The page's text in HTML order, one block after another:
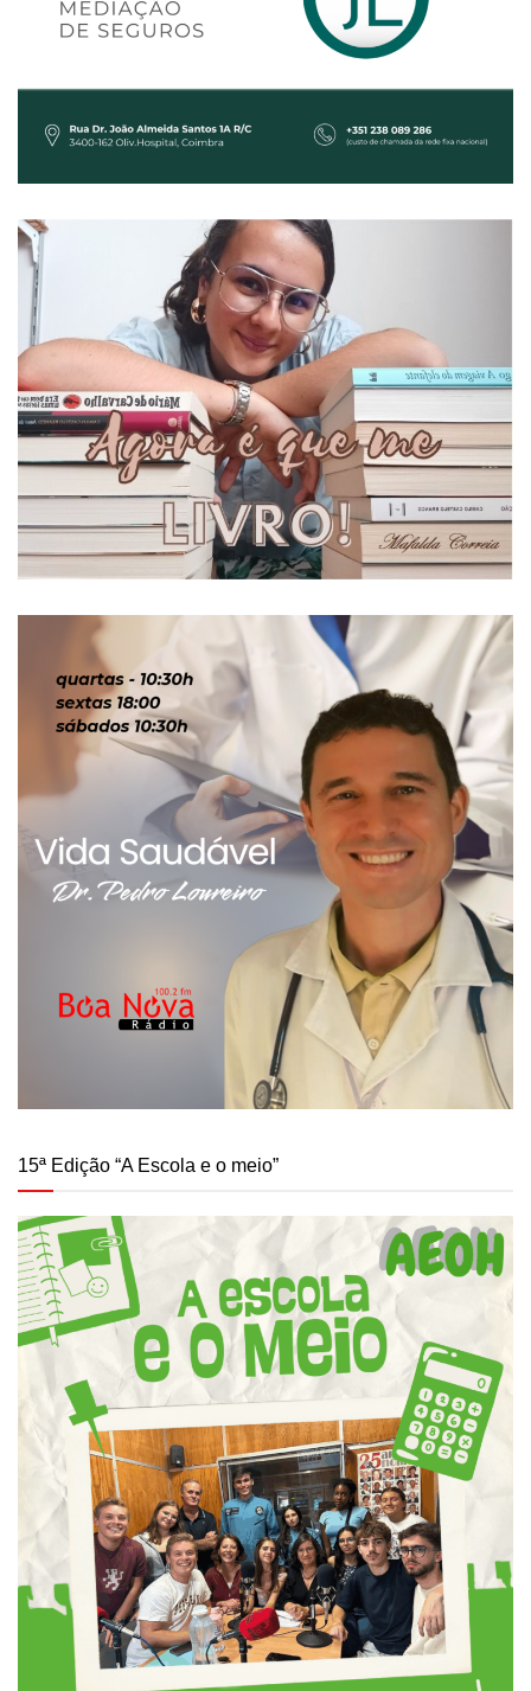
15ª Edição “A Escola e o meio”